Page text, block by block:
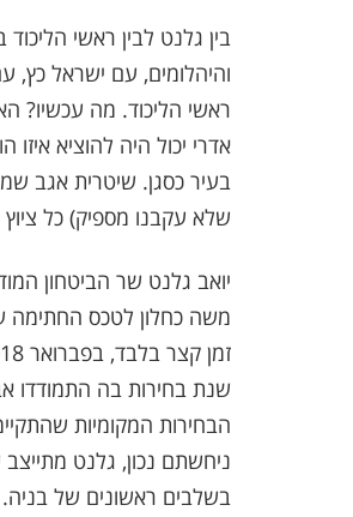
בין גלנט לבין ראשי
והיהלומים, עם ישראל כץ,
ראשי הליכוד. מה עכשיו?
אדרי יכול היה להוציא
בעיר כסגן. שיטרית אגב
שלא עקבנו מספיק) כל
משה כחלון לטכס החתימה
שנת בחירות בה התמודדו
הבחירות המקומיות
בשלבים ראשונים של